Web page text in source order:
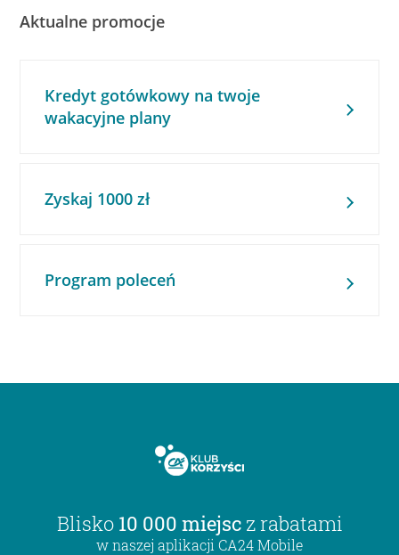
Aktualne promocje
Kredyt gotówkowy na twoje
wakacyjne plany
Zyskaj 1000 zł
Program poleceń
Blisko 10 000 miejsc z rabatami
w naszej aplikacji CA24 Mobile